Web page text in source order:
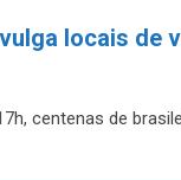
locais de
centenas de